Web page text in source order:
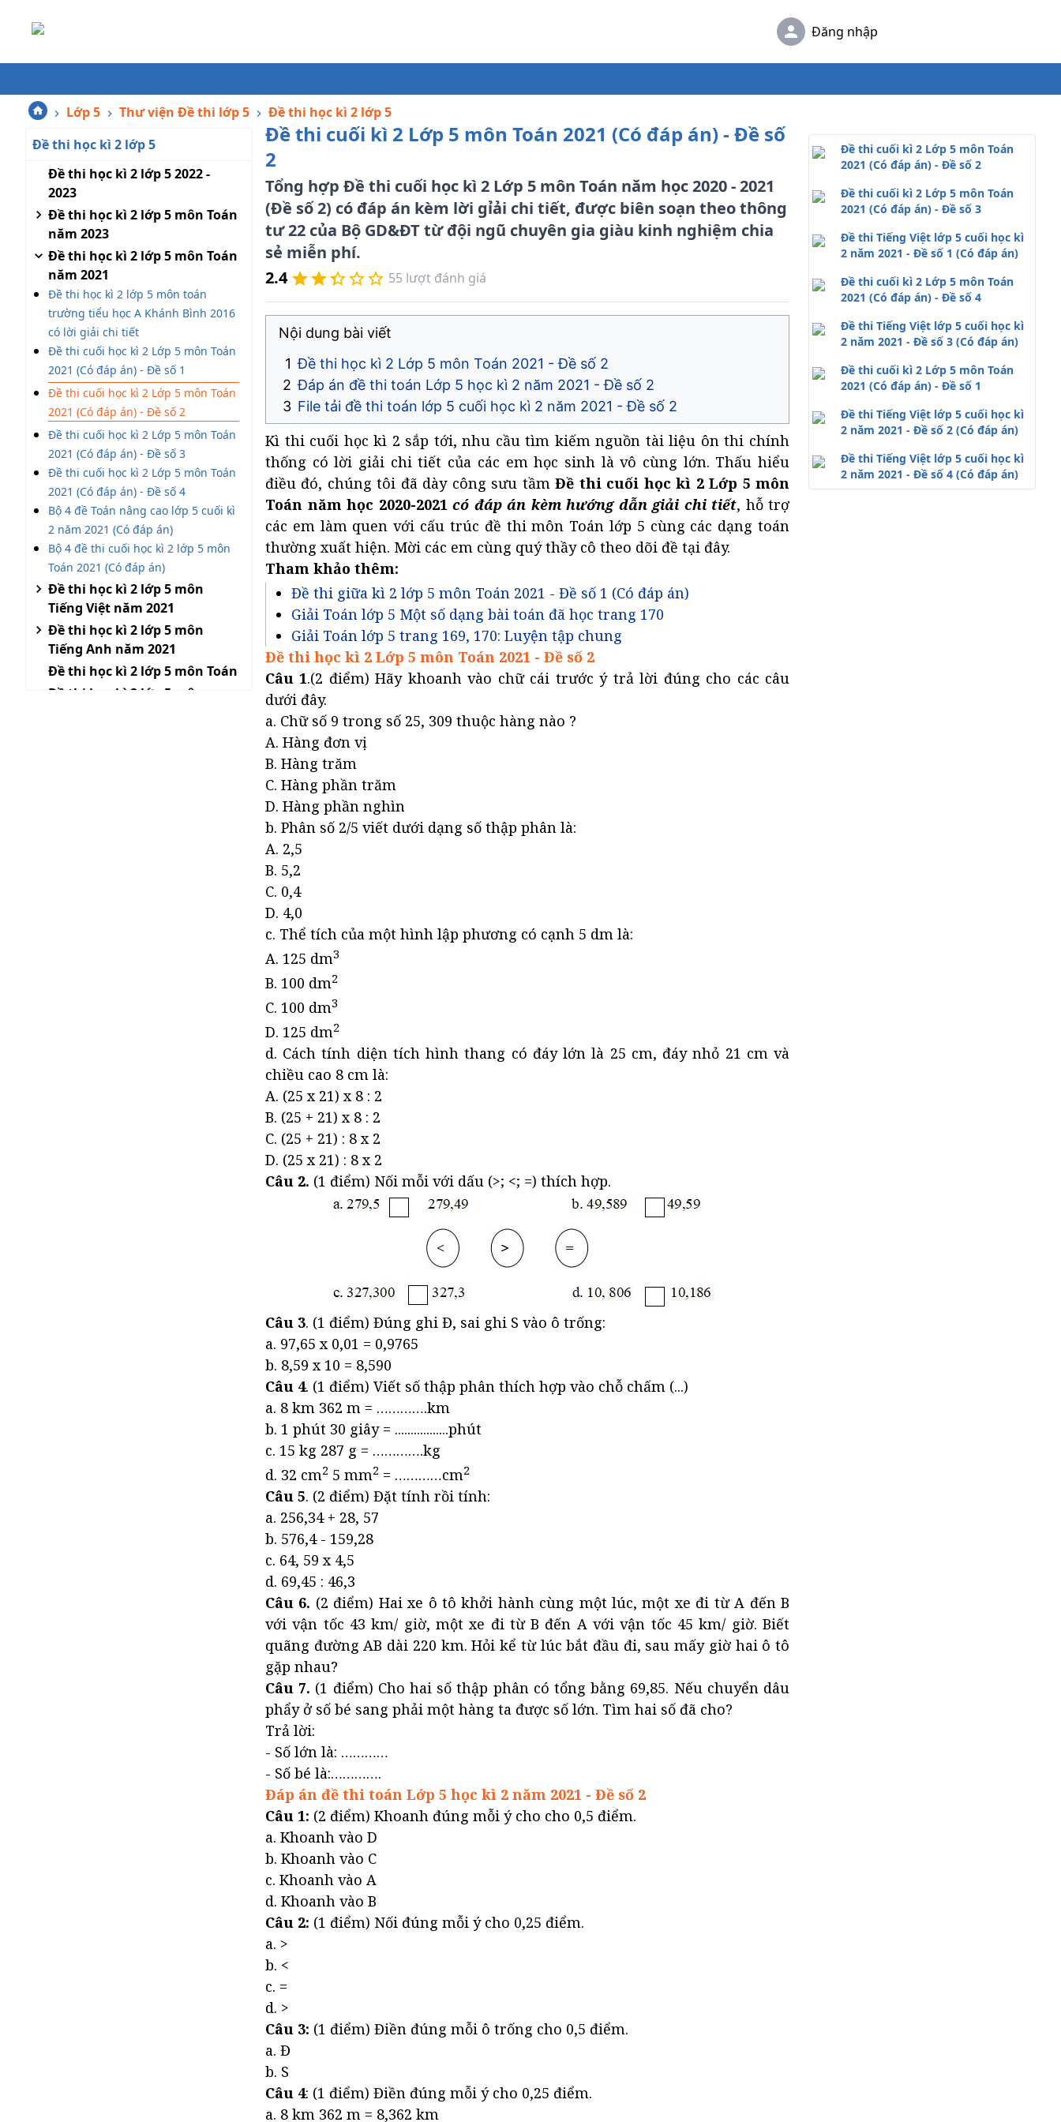
Đăng nhập
Lớp 5 Thư viện Đề thi lớp 5
Đề thi học kì 2 lớp 5
Đề thi học kì 2 lớp 5
Đề thi học kì 2 lớp 5 2022 -
2023
Đề thi học kì 2 lớp 5 môn Toán
năm 2023
Đề thi học kì 2 lớp 5 môn Toán
năm 2021
Đề thi học kì 2 lớp 5 môn toán
trường tiểu học A Khánh Bình 2016
có lời giải chi tiết
Đề thi cuối học kì 2 Lớp 5 môn Toán
2021 (Có đáp án) - Đề số 1
Đề thi cuối học kì 2 Lớp 5 môn Toán
2021 (Có đáp án) - Đề số 2
Đề thi cuối học kì 2 Lớp 5 môn Toán
2021 (Có đáp án) - Đề số 3
Đề thi cuối học kì 2 Lớp 5 môn Toán
2021 (Có đáp án) - Đề số 4
Bộ 4 đề Toán nâng cao lớp 5 cuối kì
2 năm 2021 (Có đáp án)
Bộ 4 đề thi cuối học kì 2 lớp 5 môn
Toán 2021 (Có đáp án)
Đề thi học kì 2 lớp 5 môn
Tiếng Việt năm 2021
Đề thi học kì 2 lớp 5 môn
Tiếng Anh năm 2021
Đề thi học kì 2 lớp 5 môn Toán
Đề thi học kì 2 lớp 5 môn
Đề thi cuối kì 2 Lớp 5 môn Toán 2021 (Có đáp án) - Đề số
2
Tổng hợp Đề thi cuối học kì 2 Lớp 5 môn Toán năm học 2020 - 2021
(Đề số 2) có đáp án kèm lời gỉải chi tiết, được biên soạn theo thông
tư 22 của Bộ GD&ĐT từ đội ngũ chuyên gia giàu kinh nghiệm chia
sẻ miễn phí.
2.4
55 lượt đánh giá
Nội dung bài viết
Đề thi học kì 2 Lớp 5 môn Toán 2021 - Đề số 2
Đáp án đề thi toán Lớp 5 học kì 2 năm 2021 - Đề số 2
File tải đề thi toán lớp 5 cuối học kì 2 năm 2021 - Đề số 2
Kì thi cuối học kì 2 sắp tới, nhu cầu tìm kiếm nguồn tài liệu ôn thi chính
thống có lời giải chi tiết của các em học sinh là vô cùng lớn. Thấu hiểu
điều đó, chúng tôi đã dày công sưu tầmĐề thi cuối học kì 2 Lớp 5 môn
Toán năm học 2020-2021 có đáp án kèm hướng dẫn giải chi tiết, hỗ trợ
các em làm quen với cấu trúc đề thi môn Toán lớp 5 cùng các dạng toán
thường xuất hiện. Mời các em cùng quý thầy cô theo dõi đề tại đây.
Tham khảo thêm:
Đề thi giữa kì 2 lớp 5 môn Toán 2021 - Đề số 1 (Có đáp án)
Giải Toán lớp 5 Một số dạng bài toán đã học trang 170
Giải Toán lớp 5 trang 169, 170: Luyện tập chung
Đề thi học kì 2 Lớp 5 môn Toán 2021 - Đề số 2
Câu 1.(2 điểm) Hãy khoanh vào chữ cái trước ý trả lời đúng cho các câu
dưới đây.
a. Chữ số 9 trong số 25, 309 thuộc hàng nào ?
A. Hàng đơn vị
B. Hàng trăm
C. Hàng phần trăm
D. Hàng phần nghìn
b. Phân số 2/5 viết dưới dạng số thập phân là:
A. 2,5
B. 5,2
C. 0,4
D. 4,0
c. Thể tích của một hình lập phương có cạnh 5 dm là:
A. 125 dm3
B. 100 dm2
C. 100 dm3
D. 125 dm2
d. Cách tính diện tích hình thang có đáy lớn là 25 cm, đáy nhỏ 21 cm và
chiều cao 8 cm là:
A. (25 x 21) x 8 : 2
B. (25 + 21) x 8 : 2
C. (25 + 21) : 8 x 2
D. (25 x 21) : 8 x 2
Câu 2. (1 điểm) Nối mỗi với dấu (>; <; =) thích hợp.
Câu 3. (1 điểm) Đúng ghi Đ, sai ghi S vào ô trống:
a. 97,65 x 0,01 = 0,9765
b. 8,59 x 10 = 8,590
Câu 4. (1 điểm) Viết số thập phân thích hợp vào chỗ chấm (...)
a. 8 km 362 m = ………….km
b. 1 phút 30 giây = .................phút
c. 15 kg 287 g = ………….kg
d. 32 cm2 5 mm2 = …………cm2
Câu 5. (2 điểm) Đặt tính rồi tính:
a. 256,34 + 28, 57
b. 576,4 - 159,28
c. 64, 59 x 4,5
d. 69,45 : 46,3
Câu 6. (2 điểm) Hai xe ô tô khởi hành cùng một lúc, một xe đi từ A đến B
với vận tốc 43 km/ giờ, một xe đi từ B đến A với vận tốc 45 km/ giờ. Biết
quãng đường AB dài 220 km. Hỏi kể từ lúc bắt đầu đi, sau mấy giờ hai ô tô
gặp nhau?
Câu 7. (1 điểm) Cho hai số thập phân có tổng bằng 69,85. Nếu chuyển dâu
phẩy ở số bé sang phải một hàng ta được số lớn. Tìm hai số đã cho?
Trả lời:
- Số lớn là: …………
- Số bé là:………….
Đáp án đề thi toán Lớp 5 học kì 2 năm 2021 - Đề số 2
Câu 1: (2 điểm) Khoanh đúng mỗi ý cho cho 0,5 điểm.
a. Khoanh vào D
b. Khoanh vào C
c. Khoanh vào A
d. Khoanh vào B
Câu 2: (1 điểm) Nối đúng mỗi ý cho 0,25 điểm.
a. >
b. <
c. =
d. >
Câu 3: (1 điểm) Điền đúng mỗi ô trống cho 0,5 điểm.
a. Đ
b. S
Câu 4: (1 điểm) Điền đúng mỗi ý cho 0,25 điểm.
a. 8 km 362 m = 8,362 km
Đề thi cuối kì 2 Lớp 5 môn Toán
2021 (Có đáp án) - Đề số 2
Đề thi cuối kì 2 Lớp 5 môn Toán
2021 (Có đáp án) - Đề số 3
Đề thi Tiếng Việt lớp 5 cuối học kì
2 năm 2021 - Đề số 1 (Có đáp án)
Đề thi cuối kì 2 Lớp 5 môn Toán
2021 (Có đáp án) - Đề số 4
Đề thi Tiếng Việt lớp 5 cuối học kì
2 năm 2021 - Đề số 3 (Có đáp án)
Đề thi cuối kì 2 Lớp 5 môn Toán
2021 (Có đáp án) - Đề số 1
Đề thi Tiếng Việt lớp 5 cuối học kì
2 năm 2021 - Đề số 2 (Có đáp án)
Đề thi Tiếng Việt lớp 5 cuối học kì
2 năm 2021 - Đề số 4 (Có đáp án)